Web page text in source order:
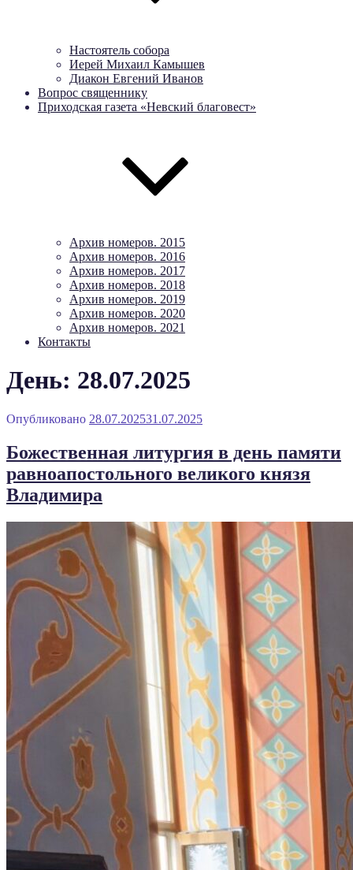
Настоятель собора
Иерей Михаил Камышев
Диакон Евгений Иванов
Вопрос священнику
Приходская газета «Невский благовест»
Архив номеров. 2015
Архив номеров. 2016
Архив номеров. 2017
Архив номеров. 2018
Архив номеров. 2019
Архив номеров. 2020
Архив номеров. 2021
Контакты
День: 28.07.2025
Опубликовано 28.07.202531.07.2025
Божественная литургия в день памяти
равноапостольного великого князя
Владимира